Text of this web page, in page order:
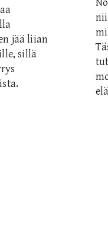
jää liian
sillä